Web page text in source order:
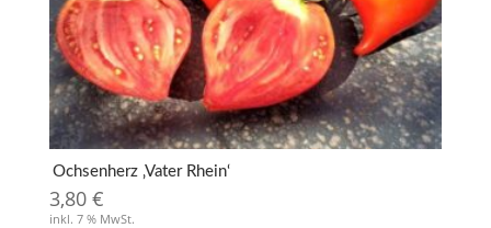
Ochsenherz ‚Vater Rhein‘
3,80 €
inkl. 7 % MwSt.